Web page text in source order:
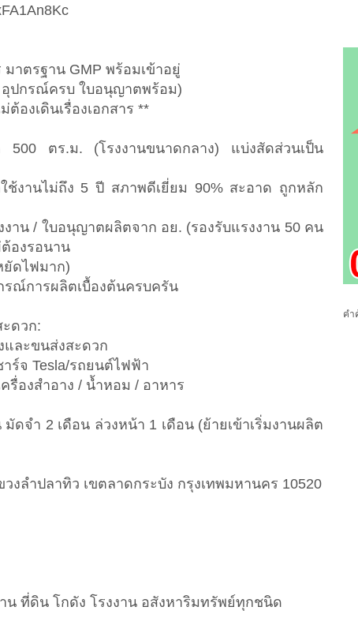
มาตรฐาน GMP พร้อมเข้าอยู่
อุปกรณ์ครบ ใบอนุญาตพร้อม)
ต้องเดินเรื่องเอกสาร **
ตร.ม. (โรงงานขนาดกลาง) แบ่งสัดส่วนเป็น
ช้งานไม่ถึง 5 ปี สภาพดีเยี่ยม 90% สะอาด ถูกหลัก
าน / ใบอนุญาตผลิตจาก อย. (รองรับแรงงาน 50 คน
องรอนาน
ยัดไฟมาก)
รณ์การผลิตเบื้องต้นครบครัน
ดวก:
และขนส่งสะดวก
ร์จ Tesla/รถยนต์ไฟฟ้า
รื่องสำอาง / น้ำหอม / อาหาร
มัดจำ 2 เดือน ล่วงหน้า 1 เดือน (ย้ายเข้าเริ่มงานผลิต
งลำปลาทิว เขตลาดกระบัง กรุงเทพมหานคร 10520
น ที่ดิน โกดัง โรงงาน อสังหาริมทรัพย์ทุกชนิด
คำ